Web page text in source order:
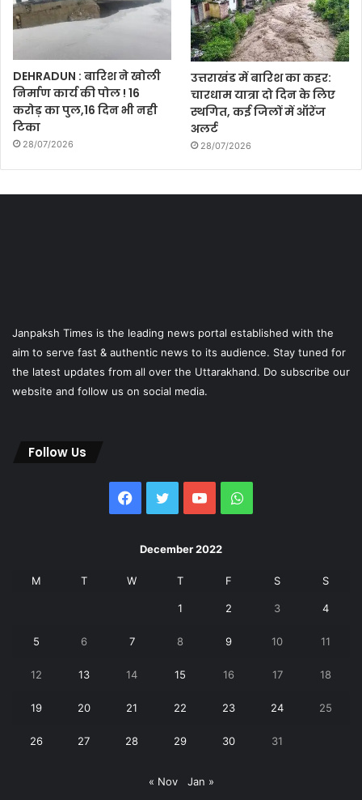
DEHRADUN : बारिश ने खोली
निर्माण कार्य की पोल ! 16
करोड़ का पुल,16 दिन भी नही
टिका
28/07/2026
उत्तराखंड में बारिश का कहर:
चारधाम यात्रा दो दिन के लिए
स्थगित, कई जिलों में ऑरेंज
अलर्ट
28/07/2026
Janpaksh Times is the leading news portal established with the
aim to serve fast & authentic news to its audience. Stay tuned for
the latest updates from all over the Uttarakhand. Do subscribe our
website and follow us on social media.
Follow Us
Facebook
Twitter YouTubeWhatsApp
December 2022
M T W T F S S
1 2 3 4
5 6 7 8 9 10 11
12 13 14 15 16 17 18
19 20 21 22 23 24 25
26 27 28 29 30 31
« Nov Jan »